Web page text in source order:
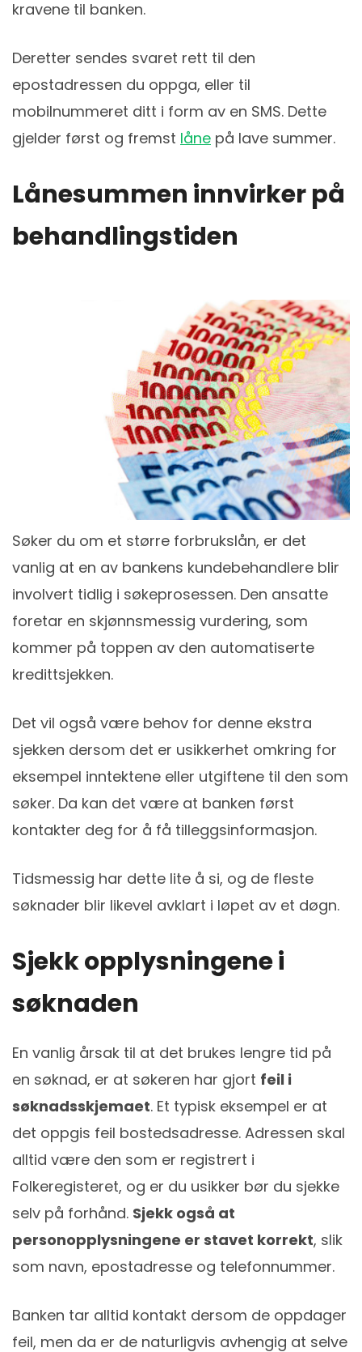
kravene til banken.
Deretter sendes svaret rett til den
epostadressen du oppga, eller til
mobilnummeret ditt i form av en SMS. Dette
gjelder først og fremst låne på lave summer.
Lånesummen innvirker på
behandlingstiden
Søker du om et større forbrukslån, er det
vanlig at en av bankens kundebehandlere blir
involvert tidlig i søkeprosessen. Den ansatte
foretar en skjønnsmessig vurdering, som
kommer på toppen av den automatiserte
kredittsjekken.
Det vil også være behov for denne ekstra
sjekken dersom det er usikkerhet omkring for
eksempel inntektene eller utgiftene til den som
søker. Da kan det være at banken først
kontakter deg for å få tilleggsinformasjon.
Tidsmessig har dette lite å si, og de fleste
søknader blir likevel avklart i løpet av et døgn.
Sjekk opplysningene i
søknaden
En vanlig årsak til at det brukes lengre tid på
en søknad, er at søkeren har gjort feil i
søknadsskjemaet. Et typisk eksempel er at
det oppgis feil bostedsadresse. Adressen skal
alltid være den som er registrert i
Folkeregisteret, og er du usikker bør du sjekke
selv på forhånd. Sjekk også at
personopplysningene er stavet korrekt, slik
som navn, epostadresse og telefonnummer.
Banken tar alltid kontakt dersom de oppdager
feil, men da er de naturligvis avhengig at selve